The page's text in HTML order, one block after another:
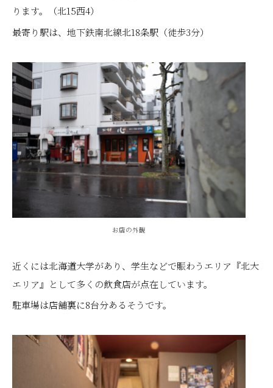
ります。（北15西4）
最寄り駅は、地下鉄南北線北18条駅（徒歩3分）
お店の外観
近くには北海道大学があり、学生などで賑わうエリア『北大
エリア』として多くの飲食店が点在しています。
駐車場は店舗裏に8台分あるそうです。